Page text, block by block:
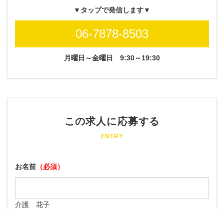
▼タップで発信します▼
06-7878-8503
月曜日～金曜日 9:30～19:30
この求人に応募する
ENTRY
お名前 （必須）
介護 花子